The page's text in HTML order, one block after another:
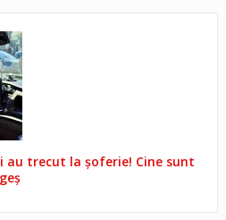
au trecut la șoferie! Cine sunt